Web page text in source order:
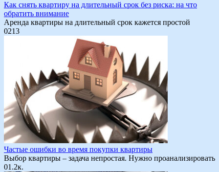
Как снять квартиру на длительный срок без риска: на что
обратить внимание
Аренда квартиры на длительный срок кажется простой
0213
Частые ошибки во время покупки квартиры
Выбор квартиры – задача непростая. Нужно проанализировать
01.2к.